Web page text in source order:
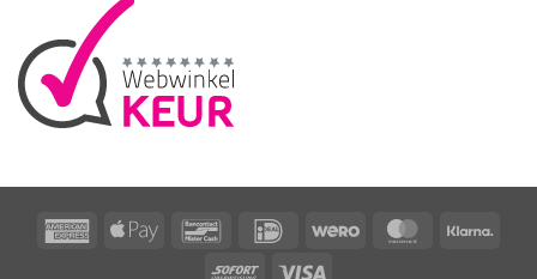
AmericanApple
BancontactIDeal Wero MasterCard
Sofort